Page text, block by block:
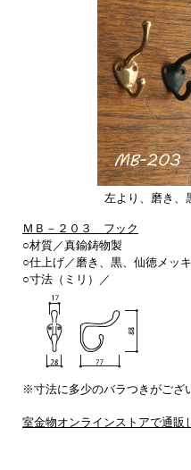
左より、磨き、
ＭＢ－２０３ フック
○材質／真鍮鋳物製
○仕上げ／ 磨き、黒、仙徳メッ
○寸法（ミリ）／
※寸法に多少のバラつきがござ
室金物オンラインストアで通販